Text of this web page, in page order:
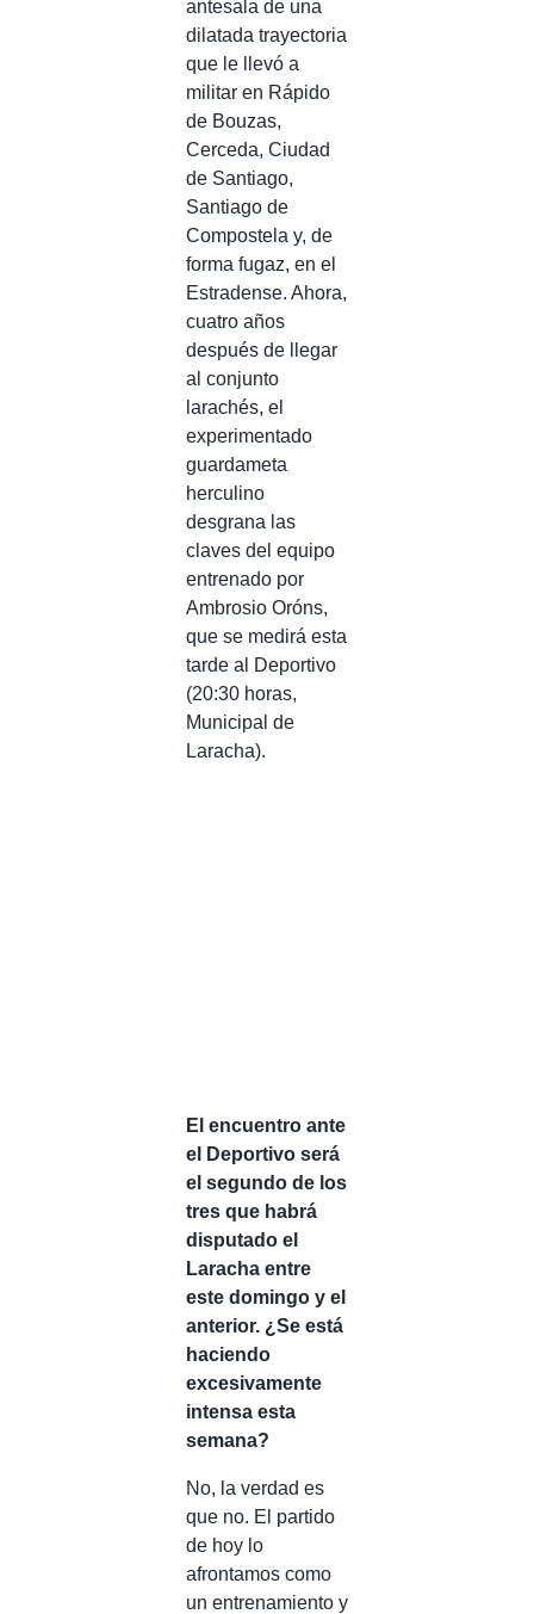
antesala de una
dilatada trayectoria
que le llevó a
militar en Rápido
de Bouzas,
Cerceda, Ciudad
de Santiago,
Santiago de
Compostela y, de
forma fugaz, en el
Estradense. Ahora,
cuatro años
después de llegar
al conjunto
larachés, el
experimentado
guardameta
herculino
desgrana las
claves del equipo
entrenado por
Ambrosio Oróns,
que se medirá esta
tarde al Deportivo
(20:30 horas,
Municipal de
Laracha).
El encuentro ante
el Deportivo será
el segundo de los
tres que habrá
disputado el
Laracha entre
este domingo y el
anterior. ¿Se está
haciendo
excesivamente
intensa esta
semana?
No, la verdad es
que no. El partido
de hoy lo
afrontamos como
un entrenamiento y